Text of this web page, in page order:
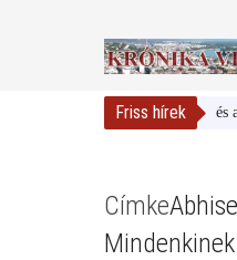
Friss hírek
Magyar Nemzeti Galéria és a
Címke